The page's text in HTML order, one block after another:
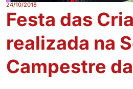
24/10/2018
Festa das
realizada na
Campestre